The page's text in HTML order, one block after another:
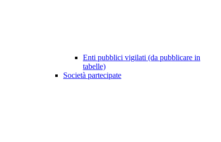
Enti pubblici vigilati (da pubblicare in
tabelle)
Società partecipate